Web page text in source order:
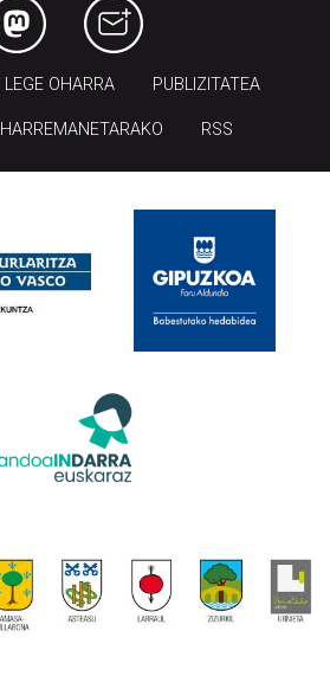
LEGE OHARRA PUBLIZITATEA
HARREMANETARAKO RSS